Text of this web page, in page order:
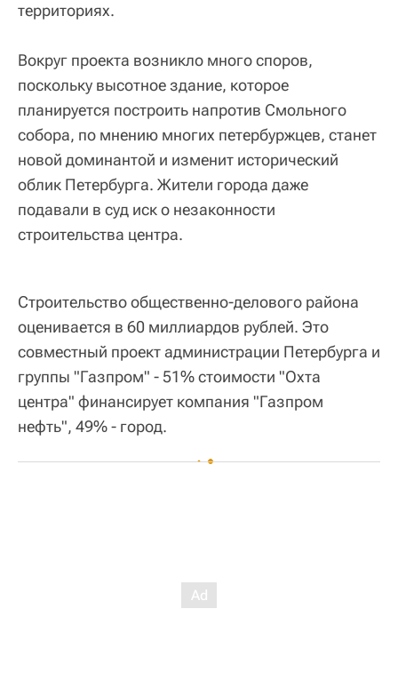
территориях.
Вокруг проекта возникло много споров,
поскольку высотное здание, которое
планируется построить напротив Смольного
собора, по мнению многих петербуржцев, станет
новой доминантой и изменит исторический
облик Петербурга. Жители города даже
подавали в суд иск о незаконности
строительства центра.
Строительство общественно-делового района
оценивается в 60 миллиардов рублей. Это
совместный проект администрации Петербурга и
группы "Газпром" - 51% стоимости "Охта
центра" финансирует компания "Газпром
нефть", 49% - город.